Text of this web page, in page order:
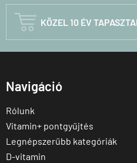
 KÖZEL 10 ÉV
Navigáció
Rólunk
Vitamin+ pontgyűjtés
Legnépszerűbb kategóriák
D-vitamin